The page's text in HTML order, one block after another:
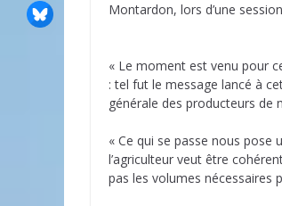
Montardon, lors d’une
« Le moment est venu pour
: tel fut le message lancé à
générale des producteurs de
« Ce qui se passe nous pose
l’agriculteur veut être
pas les volumes nécessaires